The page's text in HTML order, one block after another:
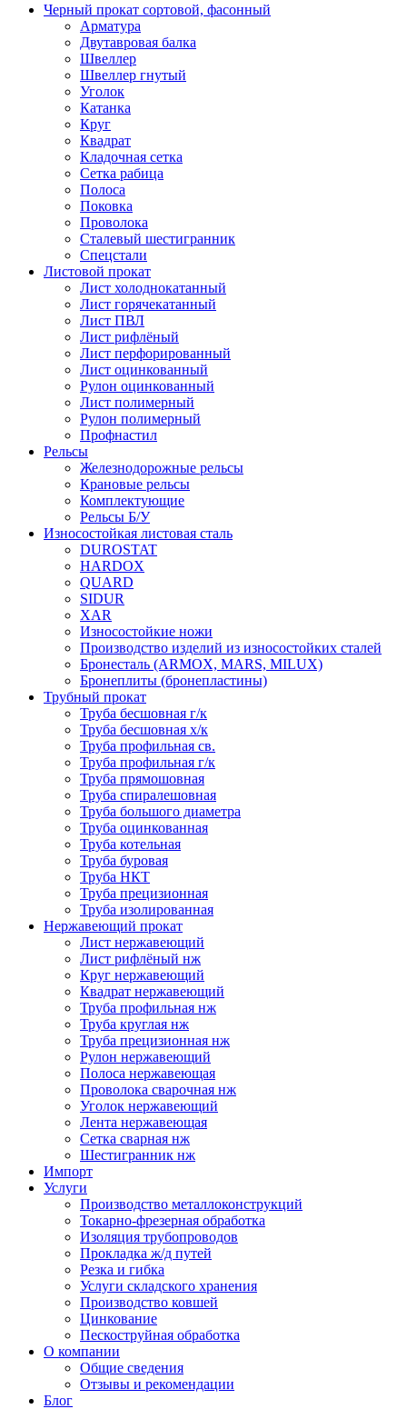
Черный прокат сортовой, фасонный
Арматура
Двутавровая балка
Швеллер
Швеллер гнутый
Уголок
Катанка
Круг
Квадрат
Кладочная сетка
Сетка рабица
Полоса
Поковка
Проволока
Сталевый шестигранник
Спецстали
Листовой прокат
Лист холоднокатанный
Лист горячекатанный
Лист ПВЛ
Лист рифлёный
Лист перфорированный
Лист оцинкованный
Рулон оцинкованный
Лист полимерный
Рулон полимерный
Профнастил
Рельсы
Железнодорожные рельсы
Крановые рельсы
Комплектующие
Рельсы Б/У
Износостойкая листовая сталь
DUROSTAT
HARDOX
QUARD
SIDUR
XAR
Износостойкие ножи
Производство изделий из износостойких сталей
Бронесталь (ARMOX, MARS, MILUX)
Бронеплиты (бронепластины)
Трубный прокат
Труба бесшовная г/к
Труба бесшовная х/к
Труба профильная св.
Труба профильная г/к
Труба прямошовная
Труба спиралешовная
Труба большого диаметра
Труба оцинкованная
Труба котельная
Труба буровая
Труба НКТ
Труба прецизионная
Труба изолированная
Нержавеющий прокат
Лист нержавеющий
Лист рифлёный нж
Круг нержавеющий
Квадрат нержавеющий
Труба профильная нж
Труба круглая нж
Труба прецизионная нж
Рулон нержавеющий
Полоса нержавеющая
Проволока сварочная нж
Уголок нержавеющий
Лента нержавеющая
Сетка сварная нж
Шестигранник нж
Импорт
Услуги
Производство металлоконструкций
Токарно-фрезерная обработка
Изоляция трубопроводов
Прокладка ж/д путей
Резка и гибка
Услуги складского хранения
Производство ковшей
Цинкование
Пескоструйная обработка
О компании
Общие сведения
Отзывы и рекомендации
Блог